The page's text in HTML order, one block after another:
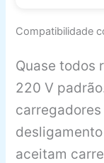
Compatibilidade
Quase todos
220 V
aceitam